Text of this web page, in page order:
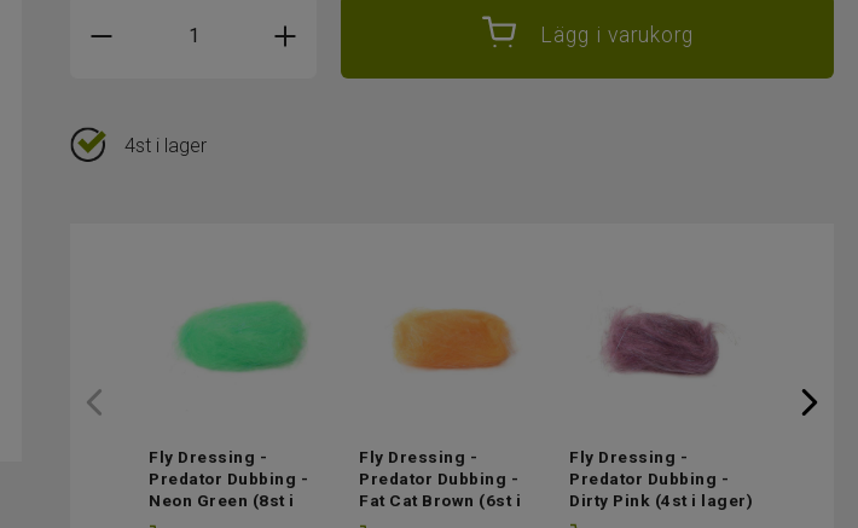
Lägg i varukorg
4st i lager
Fly Dressing -
Predator Dubbing -
Neon Green (8st i
lager)
Fly Dressing -
Predator Dubbing -
Fat Cat Brown (6st i
lager)
Fly Dressing -
Predator Dubbing -
Dirty Pink (4st i lager)